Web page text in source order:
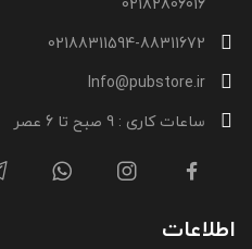
02188311594-88311672
Info@pubstore.ir
ساعات کاری : 9 صبح تا 6 عصر
اطلاعات